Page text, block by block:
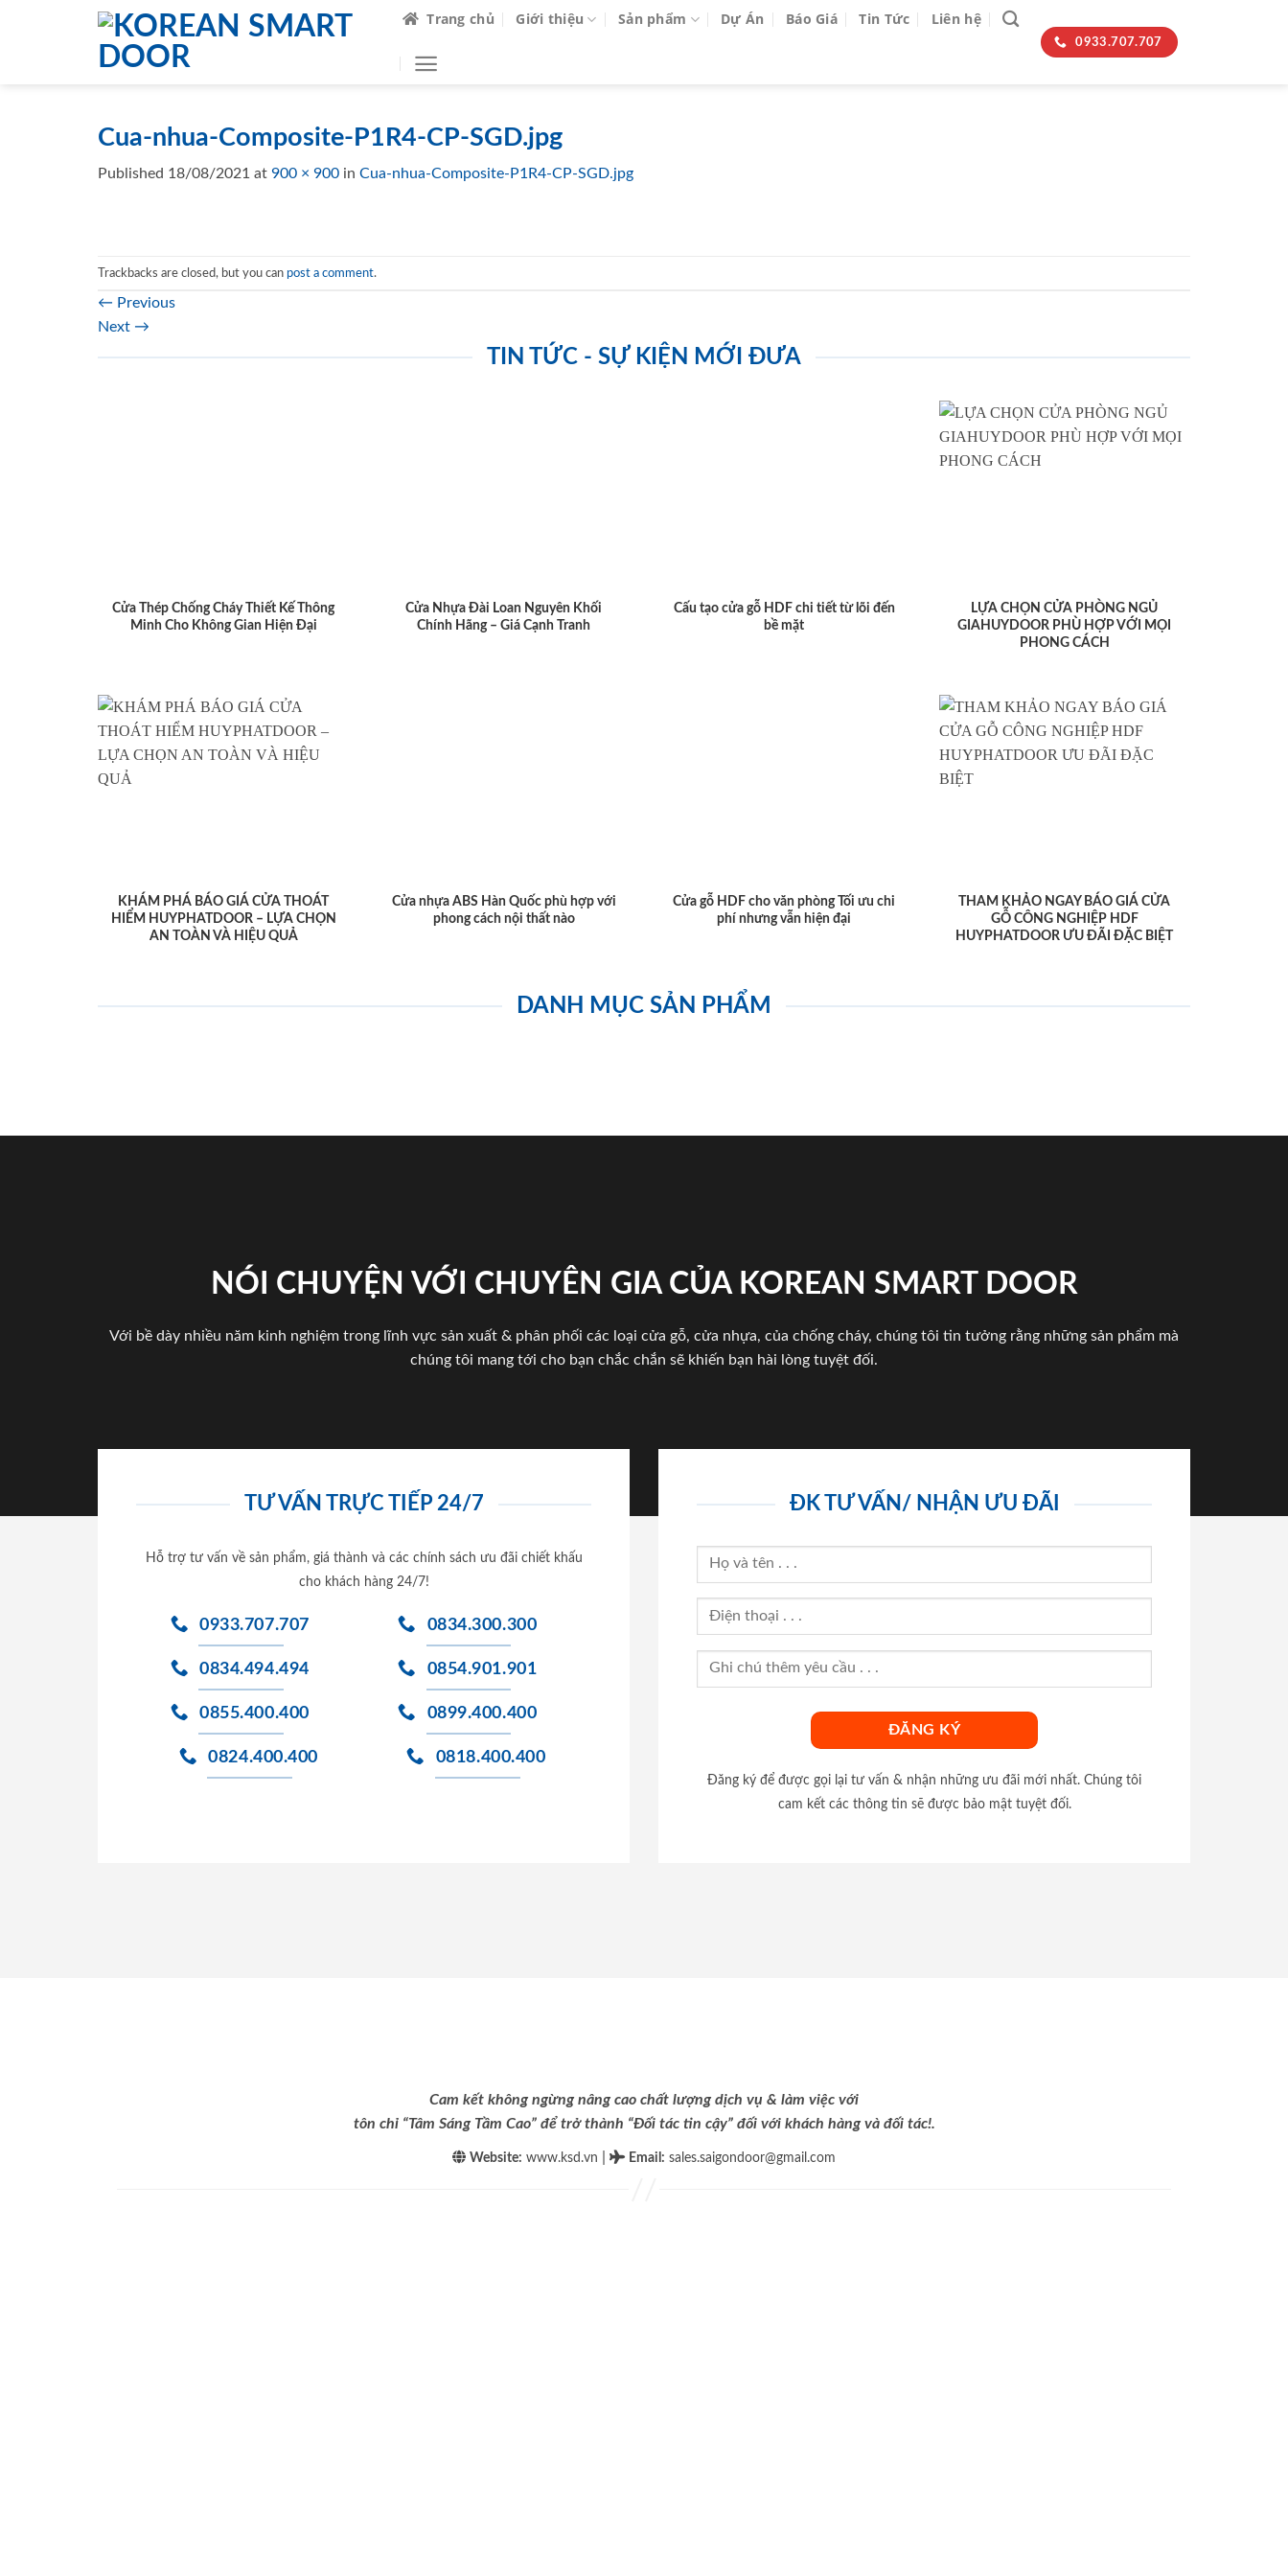
Trang chủ Giới thiệu Sản phẩm Dự Án Báo Giá Tin Tức Liên hệ
0933.707.707
Cua-nhua-Composite-P1R4-CP-SGD.jpg
Published 18/08/2021 at 900 × 900 in Cua-nhua-Composite-P1R4-CP-SGD.jpg
Trackbacks are closed, but you can post a comment.
← Previous
Next →
TIN TỨC - SỰ KIỆN MỚI ĐƯA
Cửa Thép Chống Cháy Thiết Kế Thông
Minh Cho Không Gian Hiện Đại
Cửa Nhựa Đài Loan Nguyên Khối
Chính Hãng – Giá Cạnh Tranh
Cấu tạo cửa gỗ HDF chi tiết từ lõi đến
bề mặt
LỰA CHỌN CỬA PHÒNG NGỦ
GIAHUYDOOR PHÙ HỢP VỚI MỌI
PHONG CÁCH
KHÁM PHÁ BÁO GIÁ CỬA THOÁT
HIỂM HUYPHATDOOR – LỰA CHỌN
AN TOÀN VÀ HIỆU QUẢ
Cửa nhựa ABS Hàn Quốc phù hợp với
phong cách nội thất nào
Cửa gỗ HDF cho văn phòng Tối ưu chi
phí nhưng vẫn hiện đại
THAM KHẢO NGAY BÁO GIÁ CỬA
GỖ CÔNG NGHIỆP HDF
HUYPHATDOOR ƯU ĐÃI ĐẶC BIỆT
DANH MỤC SẢN PHẨM
NÓI CHUYỆN VỚI CHUYÊN GIA CỦA KOREAN SMART DOOR
Với bề dày nhiều năm kinh nghiệm trong lĩnh vực sản xuất & phân phối các loại cửa gỗ, cửa nhựa, của chống cháy, chúng tôi tin tưởng rằng những sản phẩm mà
chúng tôi mang tới cho bạn chắc chắn sẽ khiến bạn hài lòng tuyệt đối.
TƯ VẤN TRỰC TIẾP 24/7
Hỗ trợ tư vấn về sản phẩm, giá thành và các chính sách ưu đãi chiết khấu
cho khách hàng 24/7!
0933.707.707
0834.494.494
0855.400.400
0824.400.400
0834.300.300
0854.901.901
0899.400.400
0818.400.400
ĐK TƯ VẤN/ NHẬN ƯU ĐÃI
Đăng ký để được gọi lại tư vấn & nhận những ưu đãi mới nhất. Chúng tôi
cam kết các thông tin sẽ được bảo mật tuyệt đối.
Cam kết không ngừng nâng cao chất lượng dịch vụ & làm việc với
tôn chỉ “Tâm Sáng Tầm Cao” để trở thành “Đối tác tin cậy” đối với khách hàng và đối tác!.
Website: www.ksd.vn Email : sales.saigondoor@gmail.com